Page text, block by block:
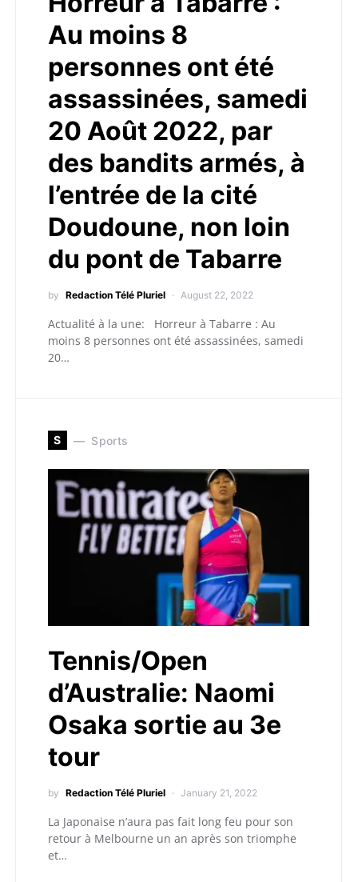
Au moins 8
personnes ont été
assassinées, samedi
20 Août 2022, par
des bandits armés, à
l’entrée de la cité
Doudoune, non loin
du pont de Tabarre
by Redaction Télé Pluriel August 22, 2022
Actualité à la une: Horreur à Tabarre : Au
moins 8 personnes ont été assassinées, samedi
20…
S Sports
Tennis/Open
d’Australie: Naomi
Osaka sortie au 3e
tour
by Redaction Télé Pluriel January 21, 2022
La Japonaise n’aura pas fait long feu pour son
retour à Melbourne un an après son triomphe
et…